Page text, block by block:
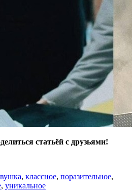
статьёй с друзьями!
, классное, поразительное,
, уникальное